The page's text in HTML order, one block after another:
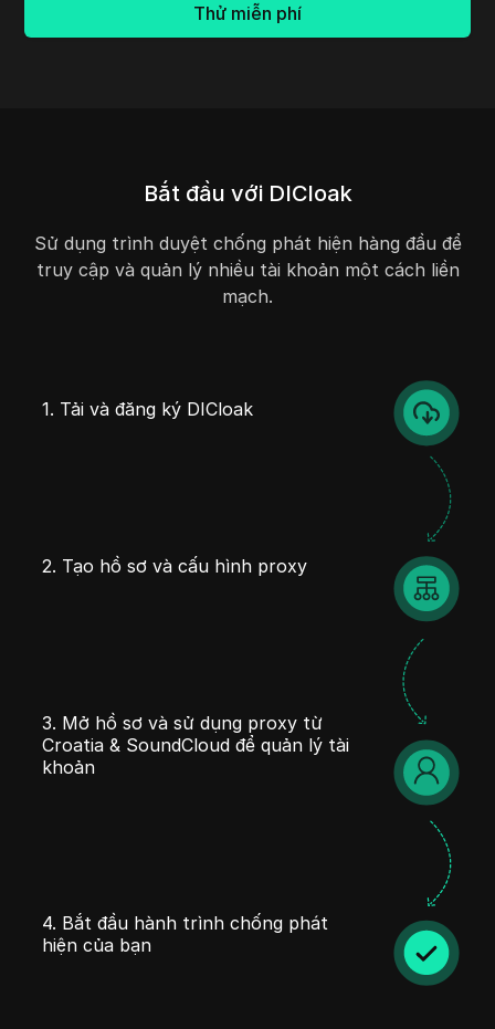
Thử miễn phí
Bắt đầu với DICloak
Sử dụng trình duyệt chống phát hiện hàng đầu để
truy cập và quản lý nhiều tài khoản một cách liền
mạch.
1. Tải và đăng ký DICloak
2. Tạo hồ sơ và cấu hình proxy
3. Mở hồ sơ và sử dụng proxy từ
Croatia & SoundCloud để quản lý tài
khoản
4. Bắt đầu hành trình chống phát
hiện của bạn